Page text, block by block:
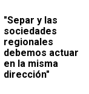
"Separ y las
sociedades
regionales
debemos actuar
en la misma
dirección"